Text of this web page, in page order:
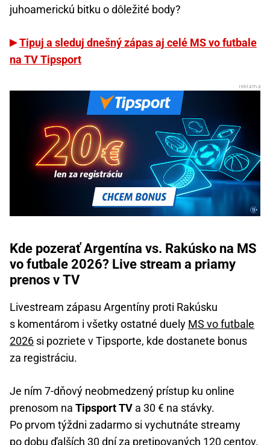
juhoamerickú bitku o dôležité body?
Tipuj a sleduj dnešný zápas aj celé MS vo futbale
na TV Tipsport
Kde pozerať Argentína vs. Rakúsko na MS
vo futbale 2026? Live stream a priamy
prenos v TV
Livestream zápasu Argentíny proti Rakúsku
s komentárom i všetky ostatné duely MS vo futbale
2026 si pozriete v Tipsporte, kde dostanete bonus
za registráciu.
Je ním 7-dňový neobmedzený prístup ku online
prenosom na Tipsport TV a 30 € na stávky.
Po prvom týždni zadarmo si vychutnáte streamy
po dobu ďalších 30 dní za pretipovaných 120 centov.